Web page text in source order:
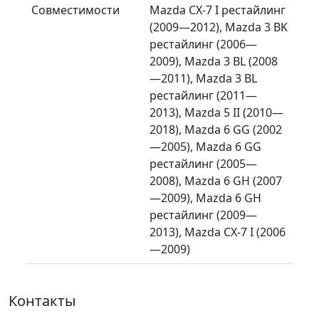
Совместимости
Mazda CX-7 I рестайлинг
(2009—2012), Mazda 3 BK
рестайлинг (2006—
2009), Mazda 3 BL (2008
—2011), Mazda 3 BL
рестайлинг (2011—
2013), Mazda 5 II (2010—
2018), Mazda 6 GG (2002
—2005), Mazda 6 GG
рестайлинг (2005—
2008), Mazda 6 GH (2007
—2009), Mazda 6 GH
рестайлинг (2009—
2013), Mazda CX-7 I (2006
—2009)
Контакты